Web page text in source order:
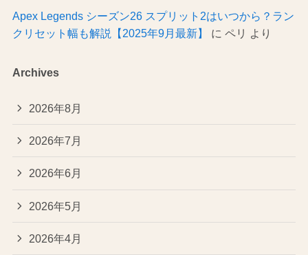
Apex Legends シーズン26 スプリット2はいつから？ラン
クリセット幅も解説【2025年9月最新】
に ペリ より
Archives
2026年8月
2026年7月
2026年6月
2026年5月
2026年4月